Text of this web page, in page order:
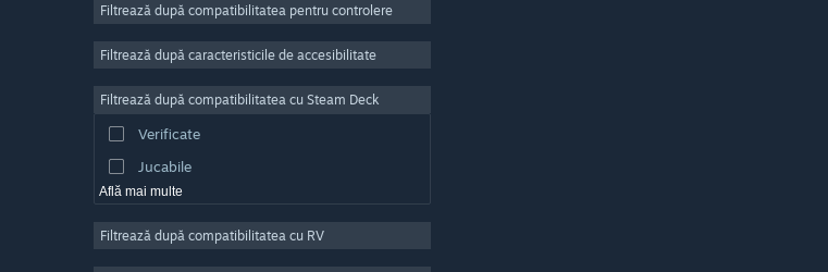
Simulare
Producție video
Editare de fotografii
Filtrează după compatibilitatea pentru controlere
Filtrează după caracteristicile de accesibilitate
Filtrează după compatibilitatea cu Steam Deck
Verificate
Jucabile
Află mai multe
Filtrează după compatibilitatea cu RV